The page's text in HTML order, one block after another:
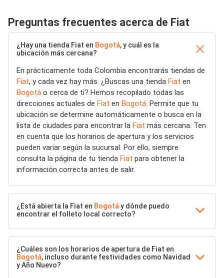
Preguntas frecuentes acerca de Fiat
¿Hay una tienda Fiat en Bogotá, y cuál es la
ubicación más cercana?
En prácticamente toda Colombia encontrarás tiendas de
Fiat, y cada vez hay más. ¿Buscas una tienda Fiat en
Bogotá o cerca de ti? Hemos recopilado todas las
direcciones actuales de Fiat en Bogotá. Permite que tu
ubicación se determine automáticamente o busca en la
lista de ciudades para encontrar la Fiat más cercana. Ten
en cuenta que los horarios de apertura y los servicios
pueden variar según la sucursal. Por ello, siempre
consulta la página de tu tienda Fiat para obtener la
información correcta antes de salir.
¿Está abierta la Fiat en Bogotá y dónde puedo
encontrar el folleto local correcto?
¿Cuáles son los horarios de apertura de Fiat en
Bogotá, incluso durante festividades como Navidad
y Año Nuevo?